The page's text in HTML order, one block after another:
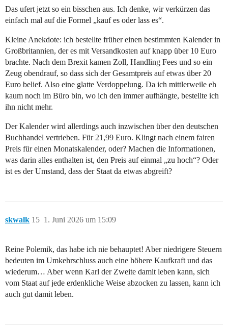
Das ufert jetzt so ein bisschen aus. Ich denke, wir verkürzen das
einfach mal auf die Formel „kauf es oder lass es“.
Kleine Anekdote: ich bestellte früher einen bestimmten Kalender in
Großbritannien, der es mit Versandkosten auf knapp über 10 Euro
brachte. Nach dem Brexit kamen Zoll, Handling Fees und so ein
Zeug obendrauf, so dass sich der Gesamtpreis auf etwas über 20
Euro belief. Also eine glatte Verdoppelung. Da ich mittlerweile eh
kaum noch im Büro bin, wo ich den immer aufhängte, bestellte ich
ihn nicht mehr.
Der Kalender wird allerdings auch inzwischen über den deutschen
Buchhandel vertrieben. Für 21,99 Euro. Klingt nach einem fairen
Preis für einen Monatskalender, oder? Machen die Informationen,
was darin alles enthalten ist, den Preis auf einmal „zu hoch“? Oder
ist es der Umstand, dass der Staat da etwas abgreift?
skwalk 1. Juni 2026 um 15:09
15
Reine Polemik, das habe ich nie behauptet! Aber niedrigere Steuern
bedeuten im Umkehrschluss auch eine höhere Kaufkraft und das
wiederum… Aber wenn Karl der Zweite damit leben kann, sich
vom Staat auf jede erdenkliche Weise abzocken zu lassen, kann ich
auch gut damit leben.